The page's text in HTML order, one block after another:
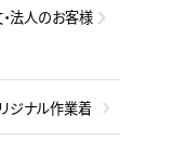
法人のお客様
ジナル作業着